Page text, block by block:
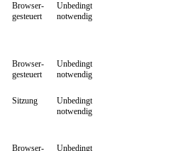
Browser-
gesteuert
Unbedingt
notwendig
Browser-
gesteuert
Unbedingt
notwendig
Sitzung
Unbedingt
notwendig
Browser-
Unbedingt